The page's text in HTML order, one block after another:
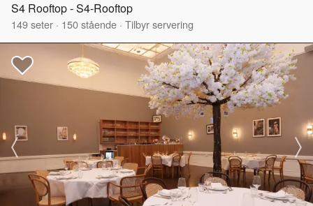
S4 Rooftop - S4-Rooftop
149seter · 150stående · Tilbyr servering